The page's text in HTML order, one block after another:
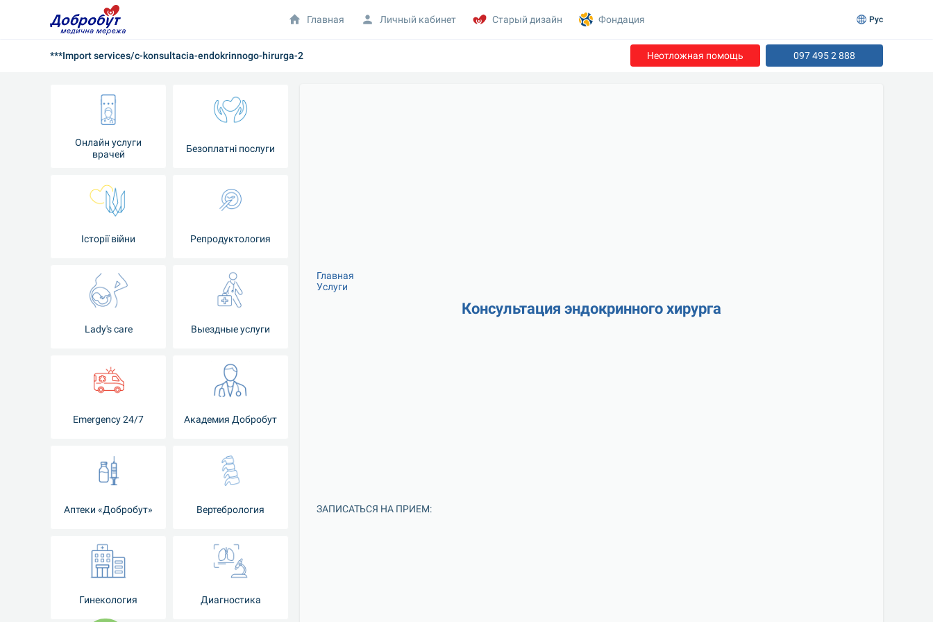
***Import services/c-konsultacia-endokrinnogo-hirurga-2 Неотложная помощь 097 495 2 888
Онлайн услуги
врачей
Безоплатні послуги
Iсторії війни Репродуктология
Lady's care Выездные услуги
Emergency 24/7 Академия Добробут
Аптеки «Добробут» Вертебрология
Гинекология Диагностика
Главная
Услуги
Консультация эндокринного хирурга
ЗАПИСАТЬСЯ НА ПРИЕМ:
Главная Личный кабинет Старый дизайн Фондация Рус